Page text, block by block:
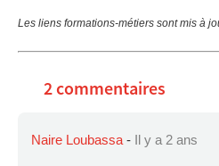
Les liens formations-métiers sont mis à
2 commentaires
Naire Loubassa - Il y a 2 ans